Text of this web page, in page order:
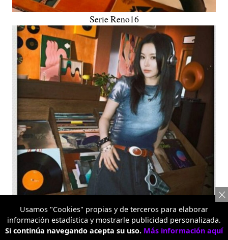
Serie Reno16
Serie Reno16
Usamos "Cookies" propias y de terceros para elaborar
información estadística y mostrarle publicidad personalizada.
Si continúa navegando acepta su uso. Más información aquí